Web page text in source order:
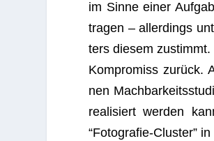
im Sinne einer
tra­gen – aller­dings
ters die­sem
Kom­pro­miss zurück.
nen
rea­li­siert wer­den
“Foto­gra­fie-Clus­ter”